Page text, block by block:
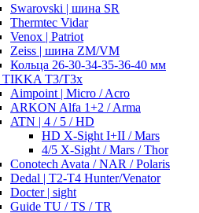
Swarovski | шина SR
Thermtec Vidar
Venox | Patriot
Zeiss | шина ZM/VM
Кольца 26-30-34-35-36-40 мм
TIKKA T3/T3x
Aimpoint | Micro / Acro
ARKON Alfa 1+2 / Arma
ATN | 4 / 5 / HD
HD X-Sight I+II / Mars
4/5 X-Sight / Mars / Thor
Conotech Avata / NAR / Polaris
Dedal | T2-T4 Hunter/Venator
Docter | sight
Guide TU / TS / TR